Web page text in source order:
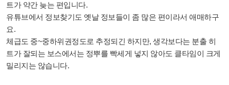
트가 약간 늦는 편입니다.
유튜브에서 정보찾기도 옛날 정보들이 좀 많은 편이라서 애매하구
요.
체급도 중~중하위권정도로 추정되긴 하지만, 생각보다는 분출 히
트가 잘되는 보스에서는 정뿌를 빡세게 넣지 않아도 클타임이 크게
밀리지는 않습니다.